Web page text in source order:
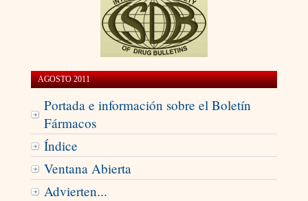
AGOSTO 2011
Portada e información sobre el Boletín
Fármacos
Índice
Ventana Abierta
Advierten...